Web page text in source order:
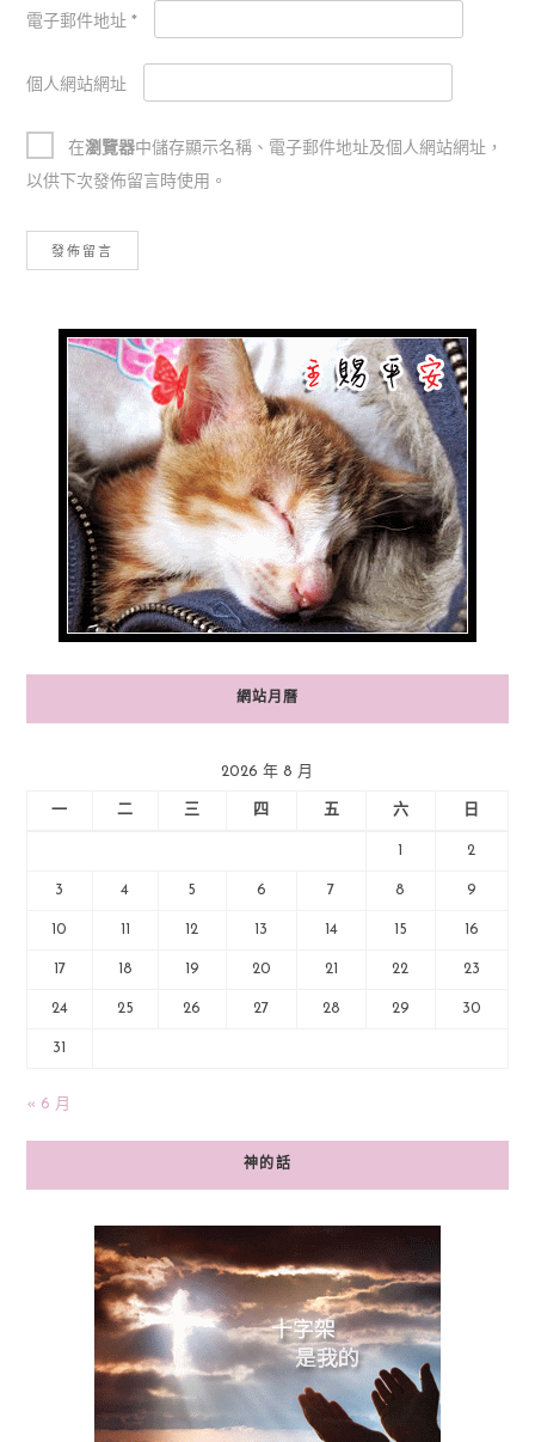
電子郵件地址 *
個人網站網址
在瀏覽器中儲存顯示名稱、電子郵件地址及個人網站網址，
以供下次發佈留言時使用。
網站月曆
2026 年 8 月
一 二 三 四 五 六 日
1 2
3 4 5 6 7 8 9
10 11 12 13 14 15 16
17 18 19 20 21 22 23
24 25 26 27 28 29 30
31
« 6 月
神的話